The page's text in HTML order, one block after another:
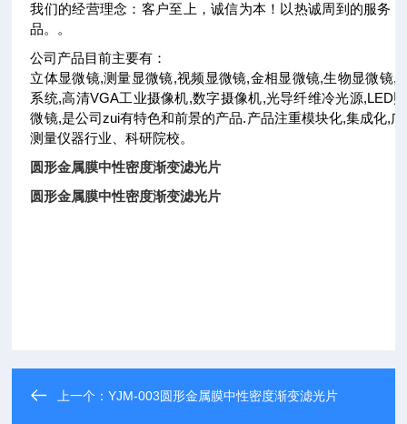
我们的经营理念：客户至上，诚信为本！以热诚周到的服务
品。。
公司产品目前主要有：
立体显微镜,测量显微镜,视频显微镜,金相显微镜,生物显微镜,
系统,高清VGA工业摄像机,数字摄像机,光导纤维冷光源,LED
微镜,是公司zui有特色和前景的产品.产品注重模块化,集成化,
测量仪器行业、科研院校。
圆形金属膜中性密度渐变滤光片
圆形金属膜中性密度渐变滤光片
上一个：YJM-003圆形金属膜中性密度渐变滤光片